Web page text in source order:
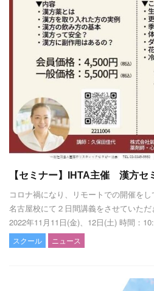
【セミナー】IHTA主催 漢方セ
コロナ禍になり、リモートでの開催を
名古屋校にて２日間講義をさせていた
2022年11月11日(金)、12日(土) 時間：
スクール ニュース